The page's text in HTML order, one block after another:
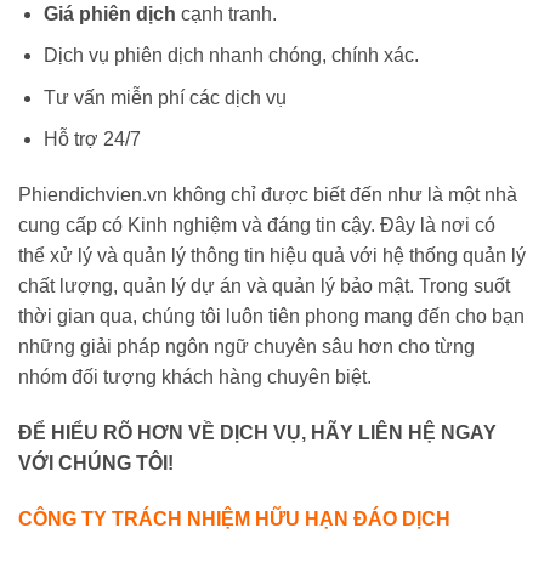
Giá phiên dịch cạnh tranh.
Dịch vụ phiên dịch nhanh chóng, chính xác.
Tư vấn miễn phí các dịch vụ
Hỗ trợ 24/7
Phiendichvien.vn không chỉ được biết đến như là một nhà
cung cấp có Kinh nghiệm và đáng tin cậy. Đây là nơi có
thể xử lý và quản lý thông tin hiệu quả với hệ thống quản lý
chất lượng, quản lý dự án và quản lý bảo mật. Trong suốt
thời gian qua, chúng tôi luôn tiên phong mang đến cho bạn
những giải pháp ngôn ngữ chuyên sâu hơn cho từng
nhóm đối tượng khách hàng chuyên biệt.
ĐỂ HIỂU RÕ HƠN VỀ DỊCH VỤ, HÃY LIÊN HỆ NGAY
VỚI CHÚNG TÔI!
CÔNG TY TRÁCH NHIỆM HỮU HẠN ĐÁO DỊCH